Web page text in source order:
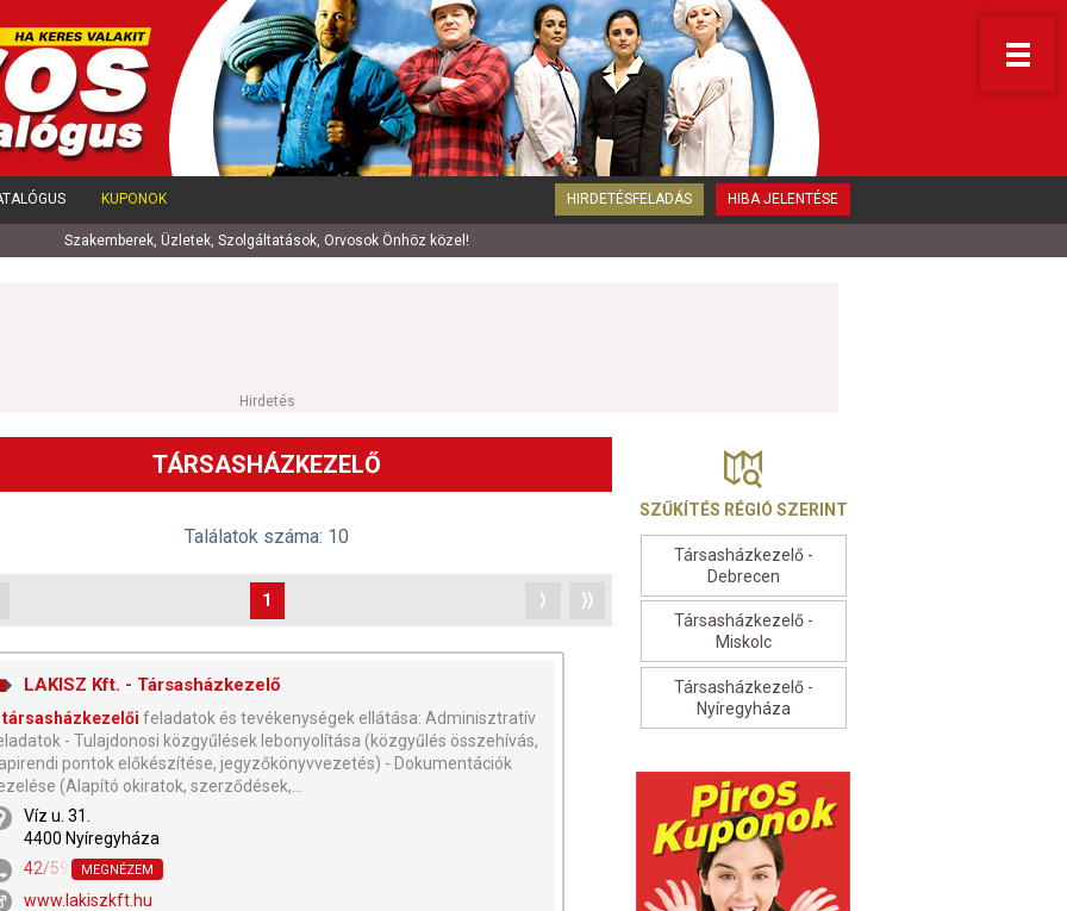
KUPONOK HIRDETÉSFELADÁS HIBA JELENTÉSE
Szakemberek, Üzletek, Szolgáltatások, Orvosok Önhöz közel!
Hirdetés
TÁRSASHÁZKEZELŐ
Találatok száma: 10
1 ⟩ ⟩⟩
LAKISZ Kft. - Társasházkezelő
társasházkezelői feladatok és tevékenységek ellátása: Adminisztratív
- Tulajdonosi közgyűlések lebonyolítása (közgyűlés összehívás,
pontok előkészítése, jegyzőkönyvvezetés) - Dokumentációk
(Alapító okiratok, szerződések,...
Víz u. 31.
4400 Nyíregyháza
42/597-700MEGNÉZEM
www.lakiszkft.hu
SZŰKÍTÉS RÉGIÓ SZERINT
Társasházkezelő -
Debrecen
Társasházkezelő -
Miskolc
Társasházkezelő -
Nyíregyháza